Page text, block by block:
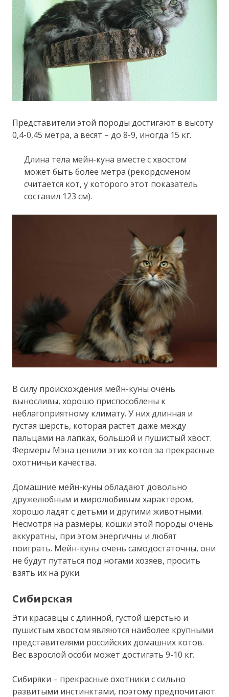
Представители этой породы достигают в высоту
0,4-0,45 метра, а весят – до 8-9, иногда 15 кг.
Длина тела мейн-куна вместе с хвостом
может быть более метра (рекордсменом
считается кот, у которого этот показатель
составил 123 см).
В силу происхождения мейн-куны очень
выносливы, хорошо приспособлены к
неблагоприятному климату. У них длинная и
густая шерсть, которая растет даже между
пальцами на лапках, большой и пушистый хвост.
Фермеры Мэна ценили этих котов за прекрасные
охотничьи качества.
Домашние мейн-куны обладают довольно
дружелюбным и миролюбивым характером,
хорошо ладят с детьми и другими животными.
Несмотря на размеры, кошки этой породы очень
аккуратны, при этом энергичны и любят
поиграть. Мейн-куны очень самодостаточны, они
не будут путаться под ногами хозяев, просить
взять их на руки.
Сибирская
Эти красавцы с длинной, густой шерстью и
пушистым хвостом являются наиболее крупными
представителями российских домашних котов.
Вес взрослой особи может достигать 9-10 кг.
Сибиряки – прекрасные охотники с сильно
развитыми инстинктами, поэтому предпочитают